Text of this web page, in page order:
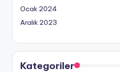
Ocak 2024
Aralık 2023
Kategoriler